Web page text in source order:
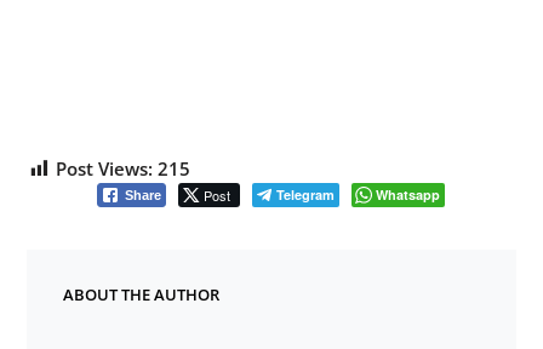
Post Views: 215
Share Post Telegram Whatsapp
ABOUT THE AUTHOR